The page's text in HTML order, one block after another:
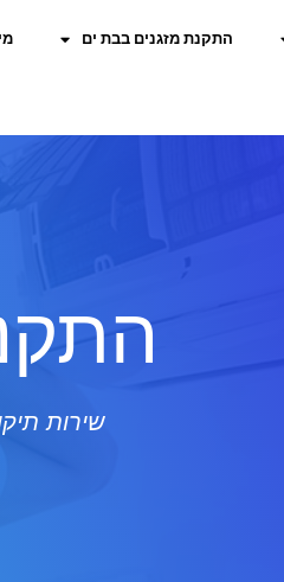
התקנת מזגנים בבת ים
שירות